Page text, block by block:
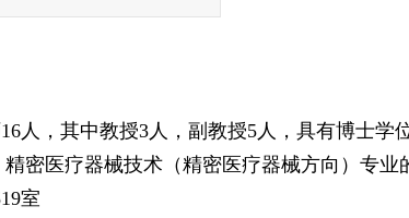
16人，其中教授3人，副教授5人，具有博士学
密医疗器械技术（精密医疗器械方向）专业
室